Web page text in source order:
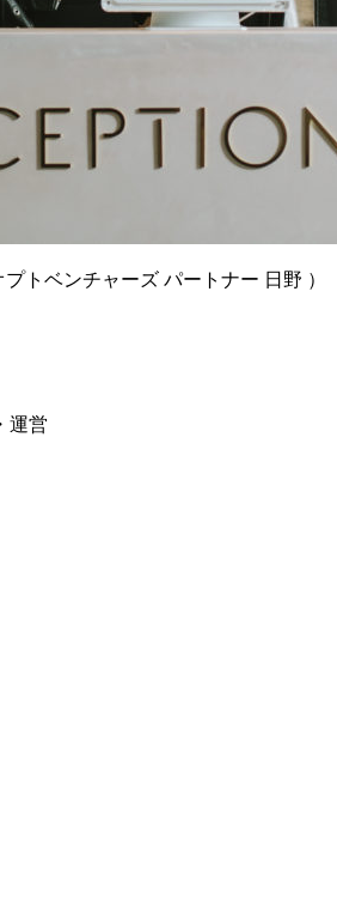
プトベンチャーズ パートナー 日野 ）
運営